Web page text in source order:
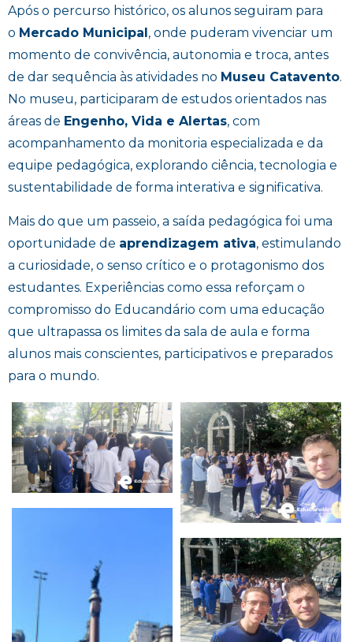
Após o percurso histórico, os alunos seguiram para
o Mercado Municipal , onde puderam vivenciar um
momento de convivência, autonomia e troca, antes
de dar sequência às atividades no Museu Catavento.
No museu, participaram de estudos orientados nas
áreas de Engenho, Vida e Alertas, com
acompanhamento da monitoria especializada e da
equipe pedagógica, explorando ciência, tecnologia e
sustentabilidade de forma interativa e significativa.
Mais do que um passeio, a saída pedagógica foi uma
oportunidade de aprendizagem ativa, estimulando
a curiosidade, o senso crítico e o protagonismo dos
estudantes. Experiências como essa reforçam o
compromisso do Educandário com uma educação
que ultrapassa os limites da sala de aula e forma
alunos mais conscientes, participativos e preparados
para o mundo.